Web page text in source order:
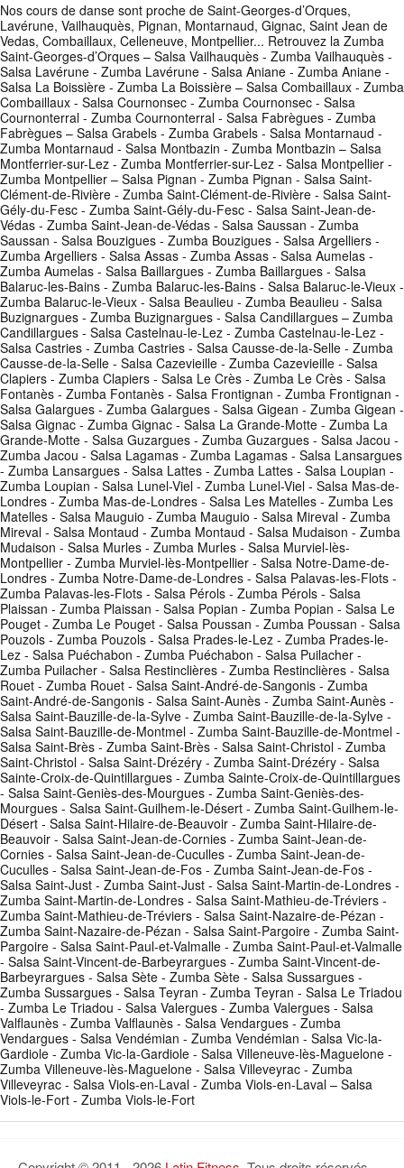
Nos cours de danse sont proche de Saint-Georges-d’Orques,
Lavérune, Vailhauquès, Pignan, Montarnaud, Gignac, Saint Jean de
Vedas, Combaillaux, Celleneuve, Montpellier... Retrouvez la Zumba
Saint-Georges-d’Orques – Salsa Vailhauquès - Zumba Vailhauquès -
Salsa Lavérune - Zumba Lavérune - Salsa Aniane - Zumba Aniane -
Salsa La Boissière - Zumba La Boissière – Salsa Combaillaux - Zumba
Combaillaux - Salsa Cournonsec - Zumba Cournonsec - Salsa
Cournonterral - Zumba Cournonterral - Salsa Fabrègues - Zumba
Fabrègues – Salsa Grabels - Zumba Grabels - Salsa Montarnaud -
Zumba Montarnaud - Salsa Montbazin - Zumba Montbazin – Salsa
Montferrier-sur-Lez - Zumba Montferrier-sur-Lez - Salsa Montpellier -
Zumba Montpellier – Salsa Pignan - Zumba Pignan - Salsa Saint-
Clément-de-Rivière - Zumba Saint-Clément-de-Rivière - Salsa Saint-
Gély-du-Fesc - Zumba Saint-Gély-du-Fesc - Salsa Saint-Jean-de-
Védas - Zumba Saint-Jean-de-Védas - Salsa Saussan - Zumba
Saussan - Salsa Bouzigues - Zumba Bouzigues - Salsa Argelliers -
Zumba Argelliers - Salsa Assas - Zumba Assas - Salsa Aumelas -
Zumba Aumelas - Salsa Baillargues - Zumba Baillargues - Salsa
Balaruc-les-Bains - Zumba Balaruc-les-Bains - Salsa Balaruc-le-Vieux -
Zumba Balaruc-le-Vieux - Salsa Beaulieu - Zumba Beaulieu - Salsa
Buzignargues - Zumba Buzignargues - Salsa Candillargues – Zumba
Candillargues - Salsa Castelnau-le-Lez - Zumba Castelnau-le-Lez -
Salsa Castries - Zumba Castries - Salsa Causse-de-la-Selle - Zumba
Causse-de-la-Selle - Salsa Cazevieille - Zumba Cazevieille - Salsa
Clapiers - Zumba Clapiers - Salsa Le Crès - Zumba Le Crès - Salsa
Fontanès - Zumba Fontanès - Salsa Frontignan - Zumba Frontignan -
Salsa Galargues - Zumba Galargues - Salsa Gigean - Zumba Gigean -
Salsa Gignac - Zumba Gignac - Salsa La Grande-Motte - Zumba La
Grande-Motte - Salsa Guzargues - Zumba Guzargues - Salsa Jacou -
Zumba Jacou - Salsa Lagamas - Zumba Lagamas - Salsa Lansargues
- Zumba Lansargues - Salsa Lattes - Zumba Lattes - Salsa Loupian -
Zumba Loupian - Salsa Lunel-Viel - Zumba Lunel-Viel - Salsa Mas-de-
Londres - Zumba Mas-de-Londres - Salsa Les Matelles - Zumba Les
Matelles - Salsa Mauguio - Zumba Mauguio - Salsa Mireval - Zumba
Mireval - Salsa Montaud - Zumba Montaud - Salsa Mudaison - Zumba
Mudaison - Salsa Murles - Zumba Murles - Salsa Murviel-lès-
Montpellier - Zumba Murviel-lès-Montpellier - Salsa Notre-Dame-de-
Londres - Zumba Notre-Dame-de-Londres - Salsa Palavas-les-Flots -
Zumba Palavas-les-Flots - Salsa Pérols - Zumba Pérols - Salsa
Plaissan - Zumba Plaissan - Salsa Popian - Zumba Popian - Salsa Le
Pouget - Zumba Le Pouget - Salsa Poussan - Zumba Poussan - Salsa
Pouzols - Zumba Pouzols - Salsa Prades-le-Lez - Zumba Prades-le-
Lez - Salsa Puéchabon - Zumba Puéchabon - Salsa Puilacher -
Zumba Puilacher - Salsa Restinclières - Zumba Restinclières - Salsa
Rouet - Zumba Rouet - Salsa Saint-André-de-Sangonis - Zumba
Saint-André-de-Sangonis - Salsa Saint-Aunès - Zumba Saint-Aunès -
Salsa Saint-Bauzille-de-la-Sylve - Zumba Saint-Bauzille-de-la-Sylve -
Salsa Saint-Bauzille-de-Montmel - Zumba Saint-Bauzille-de-Montmel -
Salsa Saint-Brès - Zumba Saint-Brès - Salsa Saint-Christol - Zumba
Saint-Christol - Salsa Saint-Drézéry - Zumba Saint-Drézéry - Salsa
Sainte-Croix-de-Quintillargues - Zumba Sainte-Croix-de-Quintillargues
- Salsa Saint-Geniès-des-Mourgues - Zumba Saint-Geniès-des-
Mourgues - Salsa Saint-Guilhem-le-Désert - Zumba Saint-Guilhem-le-
Désert - Salsa Saint-Hilaire-de-Beauvoir - Zumba Saint-Hilaire-de-
Beauvoir - Salsa Saint-Jean-de-Cornies - Zumba Saint-Jean-de-
Cornies - Salsa Saint-Jean-de-Cuculles - Zumba Saint-Jean-de-
Cuculles - Salsa Saint-Jean-de-Fos - Zumba Saint-Jean-de-Fos -
Salsa Saint-Just - Zumba Saint-Just - Salsa Saint-Martin-de-Londres -
Zumba Saint-Martin-de-Londres - Salsa Saint-Mathieu-de-Tréviers -
Zumba Saint-Mathieu-de-Tréviers - Salsa Saint-Nazaire-de-Pézan -
Zumba Saint-Nazaire-de-Pézan - Salsa Saint-Pargoire - Zumba Saint-
Pargoire - Salsa Saint-Paul-et-Valmalle - Zumba Saint-Paul-et-Valmalle
- Salsa Saint-Vincent-de-Barbeyrargues - Zumba Saint-Vincent-de-
Barbeyrargues - Salsa Sète - Zumba Sète - Salsa Sussargues -
Zumba Sussargues - Salsa Teyran - Zumba Teyran - Salsa Le Triadou
- Zumba Le Triadou - Salsa Valergues - Zumba Valergues - Salsa
Valflaunès - Zumba Valflaunès - Salsa Vendargues - Zumba
Vendargues - Salsa Vendémian - Zumba Vendémian - Salsa Vic-la-
Gardiole - Zumba Vic-la-Gardiole - Salsa Villeneuve-lès-Maguelone -
Zumba Villeneuve-lès-Maguelone - Salsa Villeveyrac - Zumba
Villeveyrac - Salsa Viols-en-Laval - Zumba Viols-en-Laval – Salsa
Viols-le-Fort - Zumba Viols-le-Fort